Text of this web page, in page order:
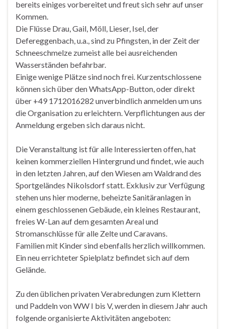
bereits einiges vorbereitet und freut sich sehr auf unser
Kommen.
Die Flüsse Drau, Gail, Möll, Lieser, Isel, der
Defereggenbach, u.a., sind zu Pfingsten, in der Zeit der
Schneeschmelze zumeist alle bei ausreichenden
Wasserständen befahrbar.
Einige wenige Plätze sind noch frei. Kurzentschlossene
können sich über den WhatsApp-Button, oder direkt
über +49 1712016282 unverbindlich anmelden um uns
die Organisation zu erleichtern. Verpflichtungen aus der
Anmeldung ergeben sich daraus nicht.
Die Veranstaltung ist für alle Interessierten offen, hat
keinen kommerziellen Hintergrund und findet, wie auch
in den letzten Jahren, auf den Wiesen am Waldrand des
Sportgeländes Nikolsdorf statt. Exklusiv zur Verfügung
stehen uns hier moderne, beheizte Sanitäranlagen in
einem geschlossenen Gebäude, ein kleines Restaurant,
freies W-Lan auf dem gesamten Areal und
Stromanschlüsse für alle Zelte und Caravans.
Familien mit Kinder sind ebenfalls herzlich willkommen.
Ein neu errichteter Spielplatz befindet sich auf dem
Gelände.
Zu den üblichen privaten Verabredungen zum Klettern
und Paddeln von WW I bis V, werden in diesem Jahr auch
folgende organisierte Aktivitäten angeboten: